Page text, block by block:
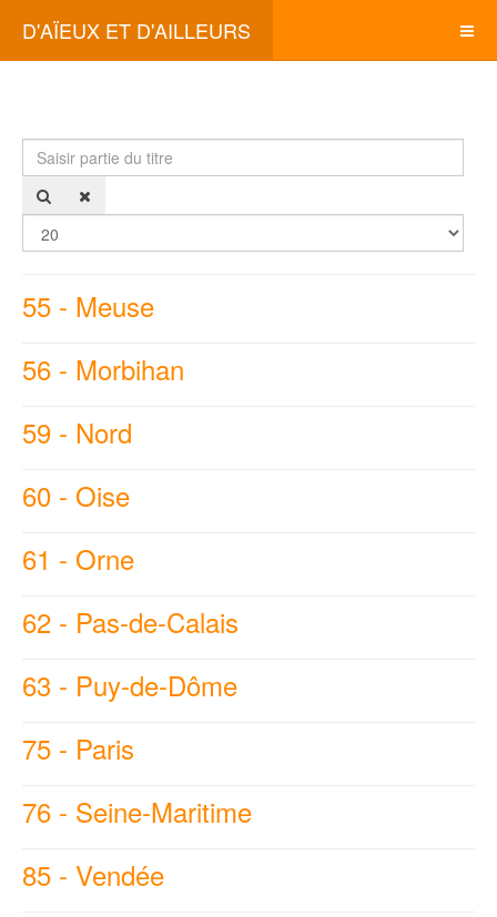
D'AÏEUX ET D'AILLEURS
Saisir
partie
du
titre
55 - Meuse
56 - Morbihan
59 - Nord
60 - Oise
61 - Orne
62 - Pas-de-Calais
63 - Puy-de-Dôme
75 - Paris
76 - Seine-Maritime
85 - Vendée